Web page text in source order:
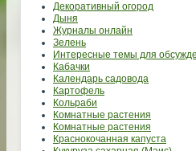
Декоративный огород
Дыня
Журналы онлайн
Зелень
Интересные темы для
Кабачки
Календарь садовода
Картофель
Кольраби
Комнатные растения
Комнатные растения
Краснокочанная капуста